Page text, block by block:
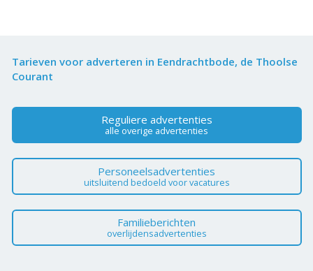
Tarieven voor adverteren in Eendrachtbode, de Thoolse
Courant
Reguliere advertenties
alle overige advertenties
Personeelsadvertenties
uitsluitend bedoeld voor vacatures
Familieberichten
overlijdensadvertenties